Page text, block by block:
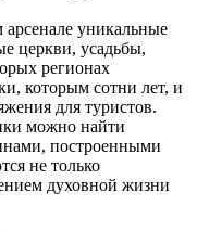
уникальные
церкви, усадьбы,
регионах
которым сотни лет, и
для туристов.
можно найти
построенными
не только
духовной жизни